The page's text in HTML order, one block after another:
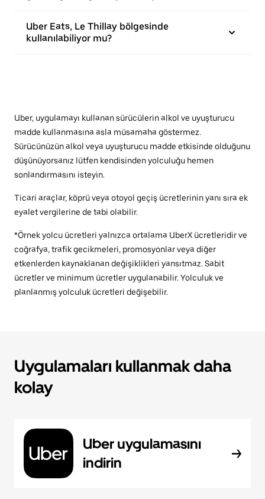
Uber Eats, Le Thillay bölgesinde
kullanılabiliyor mu?
Uber, uygulamayı kullanan sürücülerin alkol ve uyuşturucu
madde kullanmasına asla müsamaha göstermez.
Sürücünüzün alkol veya uyuşturucu madde etkisinde olduğunu
düşünüyorsanız lütfen kendisinden yolculuğu hemen
sonlandırmasını isteyin.
Ticari araçlar, köprü veya otoyol geçiş ücretlerinin yanı sıra ek
eyalet vergilerine de tabi olabilir.
*Örnek yolcu ücretleri yalnızca ortalama UberX ücretleridir ve
coğrafya, trafik gecikmeleri, promosyonlar veya diğer
etkenlerden kaynaklanan değişiklikleri yansıtmaz. Sabit
ücretler ve minimum ücretler uygulanabilir. Yolculuk ve
planlanmış yolculuk ücretleri değişebilir.
Uygulamaları kullanmak daha
kolay
Uber uygulamasını
indirin